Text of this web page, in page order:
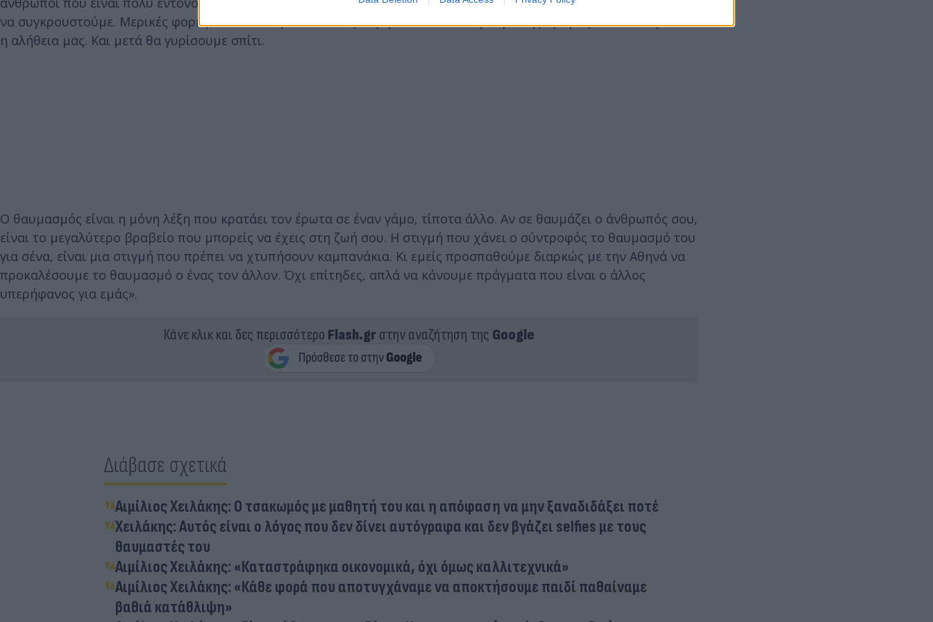
να συγκρουστούμε. Μερικές φορές οι συνάδελφοι λένε πώς συγκρούεστε έτσι την ώρα της πρόβας; Αλλά αυτή είναι
η αλήθεια μας. Και μετά θα γυρίσουμε σπίτι.
Ο θαυμασμός είναι η μόνη λέξη που κρατάει τον έρωτα σε έναν γάμο, τίποτα άλλο. Αν σε θαυμάζει ο άνθρωπός σου,
είναι το μεγαλύτερο βραβείο που μπορείς να έχεις στη ζωή σου. Η στιγμή που χάνει ο σύντροφός το θαυμασμό του
για σένα, είναι μια στιγμή που πρέπει να χτυπήσουν καμπανάκια. Κι εμείς προσπαθούμε διαρκώς με την Αθηνά να
προκαλέσουμε το θαυμασμό ο ένας τον άλλον. Όχι επίτηδες, απλά να κάνουμε πράγματα που είναι ο άλλος
υπερήφανος για εμάς».
Κάνε κλικ και δες περισσότερο Flash.grστην αναζήτηση της Google
Διάβασε σχετικά
Αιμίλιος Χειλάκης: Ο τσακωμός με μαθητή του και η απόφαση να μην ξαναδιδάξει ποτέ
Χειλάκης: Αυτός είναι ο λόγος που δεν δίνει αυτόγραφα και δεν βγάζει selfies με τους
θαυμαστές του
Αιμίλιος Χειλάκης: «Καταστράφηκα οικονομικά, όχι όμως καλλιτεχνικά»
Αιμίλιος Χειλάκης: «Κάθε φορά που αποτυγχάναμε να αποκτήσουμε παιδί παθαίναμε
βαθιά κατάθλιψη»